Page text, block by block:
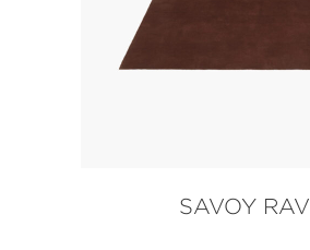
SAVOY RAV